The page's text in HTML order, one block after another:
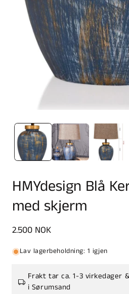
HMYdesign Blå
med skjerm
Vanlig
pris
2.500 NOK
Lav lagerbeholdning: 1 igjen
Frakt tar ca. 1-3 virkedager
i Sørumsand